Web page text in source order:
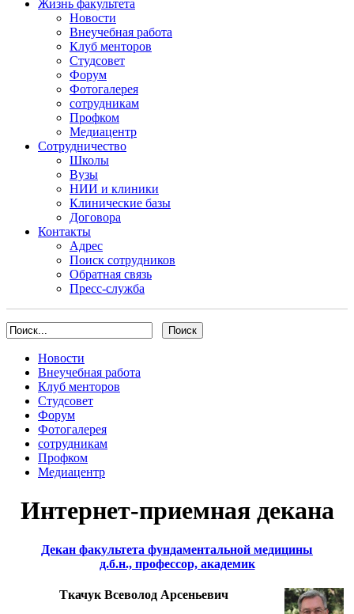
Жизнь факультета
Новости
Внеучебная работа
Клуб менторов
Студсовет
Форум
Фотогалерея
сотрудникам
Профком
Медиацентр
Сотрудничество
Школы
Вузы
НИИ и клиники
Клинические базы
Договора
Контакты
Адрес
Поиск сотрудников
Обратная связь
Пресс-служба
Новости
Внеучебная работа
Клуб менторов
Студсовет
Форум
Фотогалерея
сотрудникам
Профком
Медиацентр
Интернет-приемная декана
Декан факультета фундаментальной медицины
д.б.н., профессор, академик
Ткачук Всеволод Арсеньевич